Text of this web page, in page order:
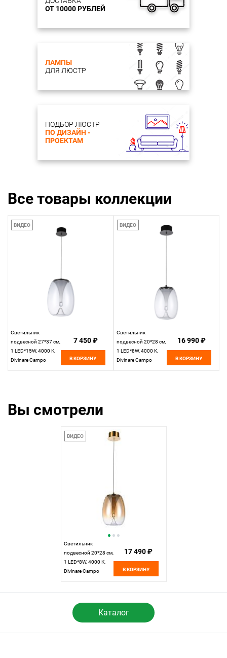
ОТ 10000 РУБЛЕЙ
ЛАМПЫ
ДЛЯ ЛЮСТР
ПОДБОР ЛЮСТР
ПО ДИЗАЙН -
ПРОЕКТАМ
Все товары коллекции
ВИДЕО
Светильник
подвесной 27*37 см,
1 LED*15W, 4000 К,
Divinare Campo
7 450 ₽
В КОРЗИНУ
ВИДЕО
Светильник
подвесной 20*28 см,
1 LED*8W, 4000 К,
Divinare Campo
16 990 ₽
В КОРЗИНУ
Вы смотрели
ВИДЕО
Светильник
подвесной 20*28 см,
1 LED*8W, 4000 К,
Divinare Campo
17 490 ₽
В КОРЗИНУ
Каталог